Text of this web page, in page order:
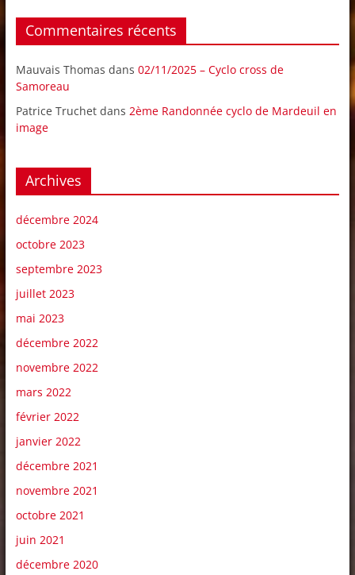
Commentaires récents
Mauvais Thomas dans 02/11/2025 – Cyclo cross de
Samoreau
Patrice Truchetdans 2ème Randonnée cyclo de Mardeuil en
image
Archives
décembre 2024
octobre 2023
septembre 2023
juillet 2023
mai 2023
décembre 2022
novembre 2022
mars 2022
février 2022
janvier 2022
décembre 2021
novembre 2021
octobre 2021
juin 2021
décembre 2020